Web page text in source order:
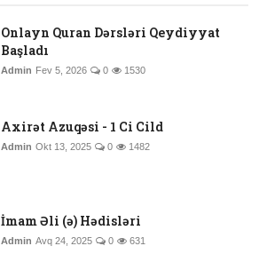
Onlayn Quran Dərsləri Qeydiyyat
Başladı
Admin Fev 5, 2026 0 1530
Axirət Azuqəsi - 1 Ci Cild
Admin Okt 13, 2025 0 1482
İmam Əli (ə) Hədisləri
Admin Avq 24, 2025 0 631